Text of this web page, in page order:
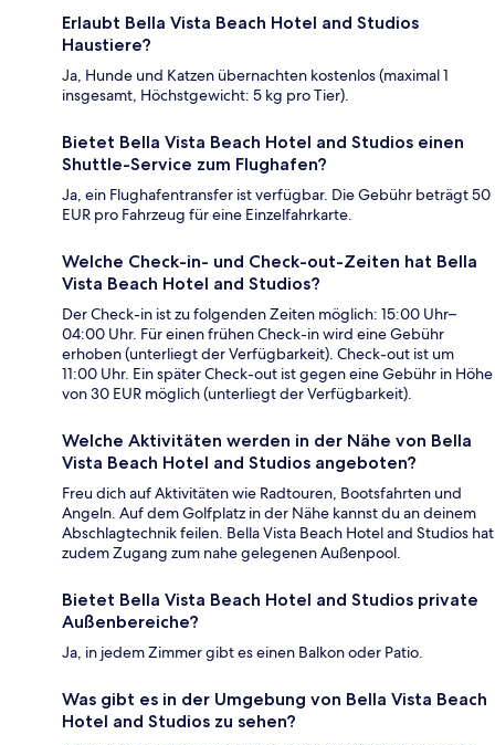
Erlaubt Bella Vista Beach Hotel and Studios
Haustiere?
Ja, Hunde und Katzen übernachten kostenlos (maximal 1
insgesamt, Höchstgewicht: 5 kg pro Tier).
Bietet Bella Vista Beach Hotel and Studios einen
Shuttle-Service zum Flughafen?
Ja, ein Flughafentransfer ist verfügbar. Die Gebühr beträgt 50
EUR pro Fahrzeug für eine Einzelfahrkarte.
Welche Check-in- und Check-out-Zeiten hat Bella
Vista Beach Hotel and Studios?
Der Check-in ist zu folgenden Zeiten möglich: 15:00 Uhr–
04:00 Uhr. Für einen frühen Check-in wird eine Gebühr
erhoben (unterliegt der Verfügbarkeit). Check-out ist um
11:00 Uhr. Ein später Check-out ist gegen eine Gebühr in Höhe
von 30 EUR möglich (unterliegt der Verfügbarkeit).
Welche Aktivitäten werden in der Nähe von Bella
Vista Beach Hotel and Studios angeboten?
Freu dich auf Aktivitäten wie Radtouren, Bootsfahrten und
Angeln. Auf dem Golfplatz in der Nähe kannst du an deinem
Abschlagtechnik feilen. Bella Vista Beach Hotel and Studios hat
zudem Zugang zum nahe gelegenen Außenpool.
Bietet Bella Vista Beach Hotel and Studios private
Außenbereiche?
Ja, in jedem Zimmer gibt es einen Balkon oder Patio.
Was gibt es in der Umgebung von Bella Vista Beach
Hotel and Studios zu sehen?